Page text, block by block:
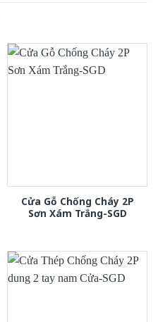
Cửa Gỗ Chống Cháy 2P
Sơn Xám Trắng-SGD